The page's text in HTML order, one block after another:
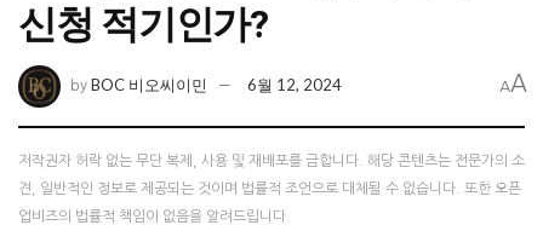
신청 적기인가?
by BOC 비오씨이민 6월 12, 2024 AA
저작권자 허락 없는 무단 복제, 사용 및 재배포를 금합니다. 해당 콘텐츠는 전문가의 소
견, 일반적인 정보로 제공되는 것이며 법률적 조언으로 대체될 수 없습니다. 또한 오픈
업비즈의 법률적 책임이 없음을 알려드립니다.